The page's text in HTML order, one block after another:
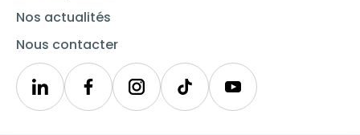
Nos actualités
Nous contacter
LinkedinSynergieInstagramTikTok Youtube